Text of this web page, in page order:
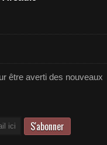
être averti des nouveaux